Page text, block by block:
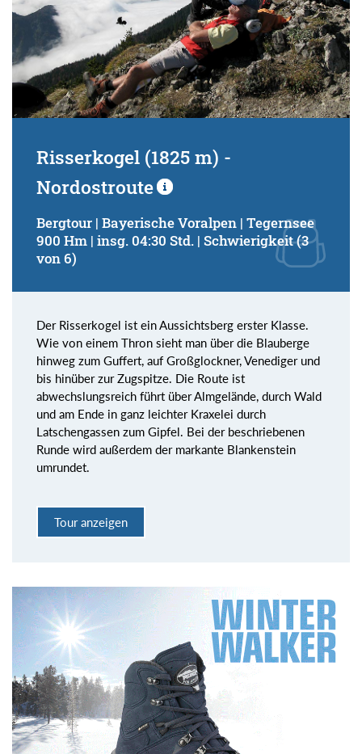
Suchbegriff:
Risserkogel (1825 m) -
Nordostroute
Bergtour | Bayerische Voralpen | Tegernsee
900 Hm | insg. 04:30 Std. | Schwierigkeit (3
von 6)
Der Risserkogel ist ein Aussichtsberg erster Klasse.
Wie von einem Thron sieht man über die Blauberge
hinweg zum Guffert, auf Großglockner, Venediger und
bis hinüber zur Zugspitze. Die Route ist
abwechslungsreich führt über Almgelände, durch Wald
und am Ende in ganz leichter Kraxelei durch
Latschengassen zum Gipfel. Bei der beschriebenen
Runde wird außerdem der markante Blankenstein
umrundet.
Tour anzeigen